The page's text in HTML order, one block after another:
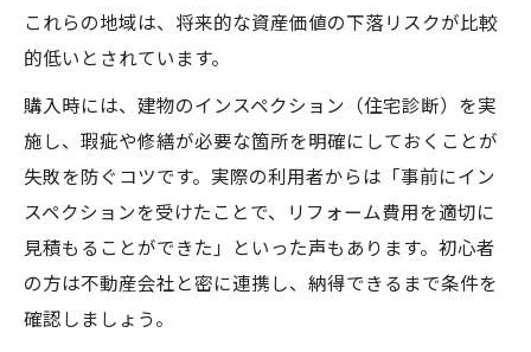
これらの地域は、将来的な資産価値の下落リスクが比較
的低いとされています。
購入時には、建物のインスペクション（住宅診断）を実
施し、瑕疵や修繕が必要な箇所を明確にしておくことが
失敗を防ぐコツです。実際の利用者からは「事前にイン
スペクションを受けたことで、リフォーム費用を適切に
見積もることができた」といった声もあります。初心者
の方は不動産会社と密に連携し、納得できるまで条件を
確認しましょう。